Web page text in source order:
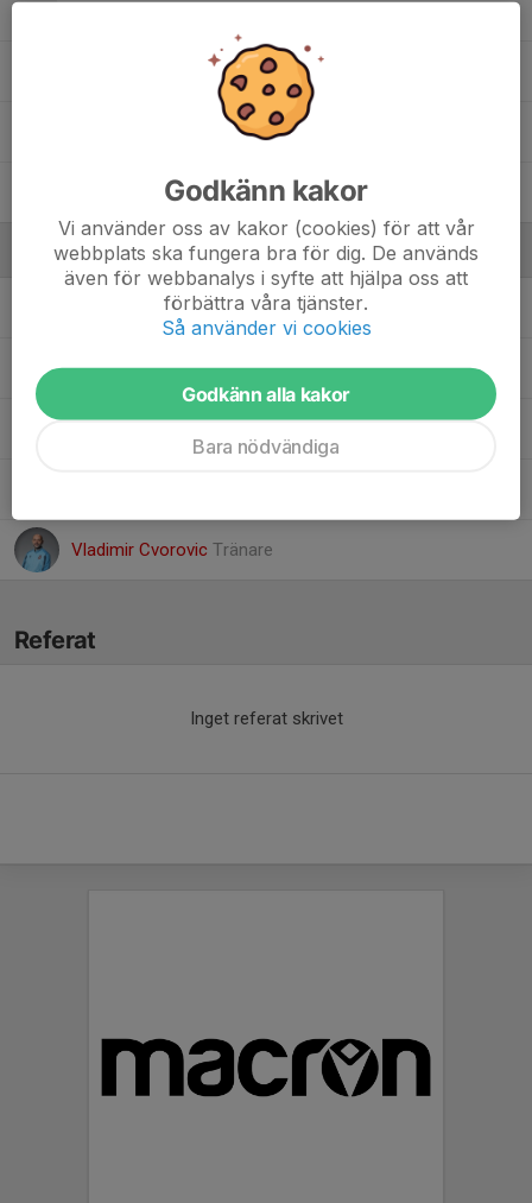
14. Vilmer D., Pojkar 2015 Vit
Ledare
Kim Fai KokTränare
Mathias AnderssonTränare
Vladimir Cvorovic Tränare
Referat
Inget referat skrivet
Godkänn kakor
Vi använder oss av kakor (cookies) för att vår
webbplats ska fungera bra för dig. De används
även för webbanalys i syfte att hjälpa oss att
förbättra våra tjänster.
Så använder vi cookies
Godkänn alla kakor
Bara nödvändiga